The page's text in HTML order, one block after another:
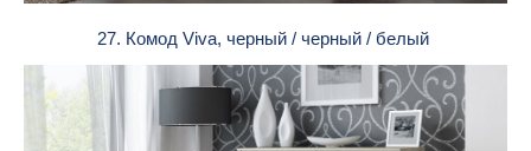
27. Комод Viva, черный / черный / белый